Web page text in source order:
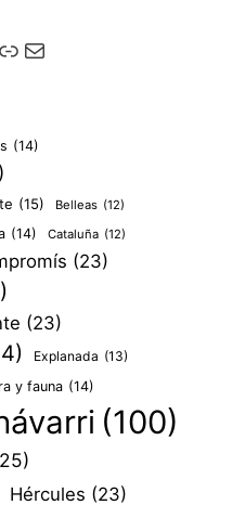
de Viscalacant
de Viscalacant
Viscalacant en Polkaverse
Correo electrónico
(14)
(15) Belleas (12)
(14) Cataluña (12)
(23)
(23)
Explanada (13)
y fauna (14)
(100)
Hércules (23)